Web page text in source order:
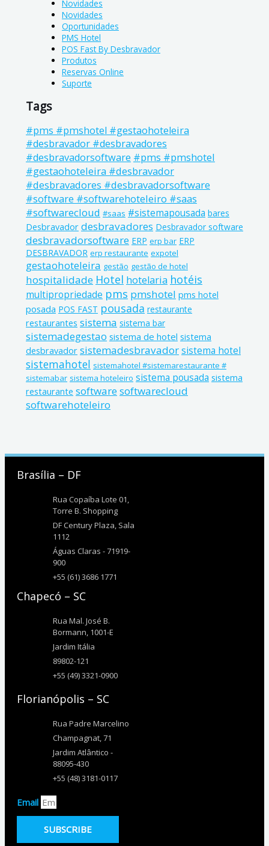
Novidades
Novidades
Oportunidades
PMS Hotel
POS Fast By Desbravador
Produtos
Reservas Online
Suporte
Tags
#pms #pmshotel #gestaohoteleira
#desbravador #desbravadores
#desbravadorsoftware #pms #pmshotel
#gestaohoteleira #desbravador
#desbravadores #desbravadorsoftware
#software #softwarehoteleiro #saas
#softwarecloud #saas #sistemapousada bares
Desbravador desbravadores Desbravador software
desbravadorsoftware ERP erp bar ERP
DESBRAVADOR erp restaurante expotel
gestaohoteleira gestão gestão de hotel
hospitalidade Hotel hotelaria hotéis
multipropriedade pms pmshotel pms hotel
posada POS FAST pousada restaurante
restaurantes sistema sistema bar
sistemadegestao sistema de hotel sistema
desbravador sistemadesbravadorsistema hotel
sistemahotel sistemahotel #sistemarestaurante #
sistemabar sistema hoteleiro sistema pousada sistema
restaurante softwaresoftwarecloud
softwarehoteleiro
Brasília – DF
Rua Copaíba Lote 01,
Torre B. Shopping
DF Century Plaza, Sala
1112
Águas Claras - 71919-
900
+55 (61) 3686 1771
Chapecó – SC
Rua Mal. José B.
Bormann, 1001-E
Jardim Itália
89802-121
+55 (49) 3321-0900
Florianópolis – SC
Rua Padre Marcelino
Champagnat, 71
Jardim Atlântico -
88095-430
+55 (48) 3181-0117
Email
SUBSCRIBE